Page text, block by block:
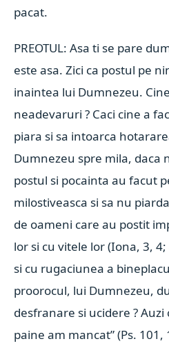
pacat.
PREOTUL: Asa ti se pare
este asa. Zici ca postul pe
inaintea lui Dumnezeu.
neadevaruri ? Caci cine a
piara si sa intoarca
Dumnezeu spre mila, daca
postul si pocainta au facut
milostiveasca si sa nu
de oameni care au postit
lor si cu vitele lor (Iona, 3,
si cu rugaciunea a
proorocul, lui Dumnezeu,
desfranare si ucidere ? Auzi
paine am mancat” (Ps. 101,